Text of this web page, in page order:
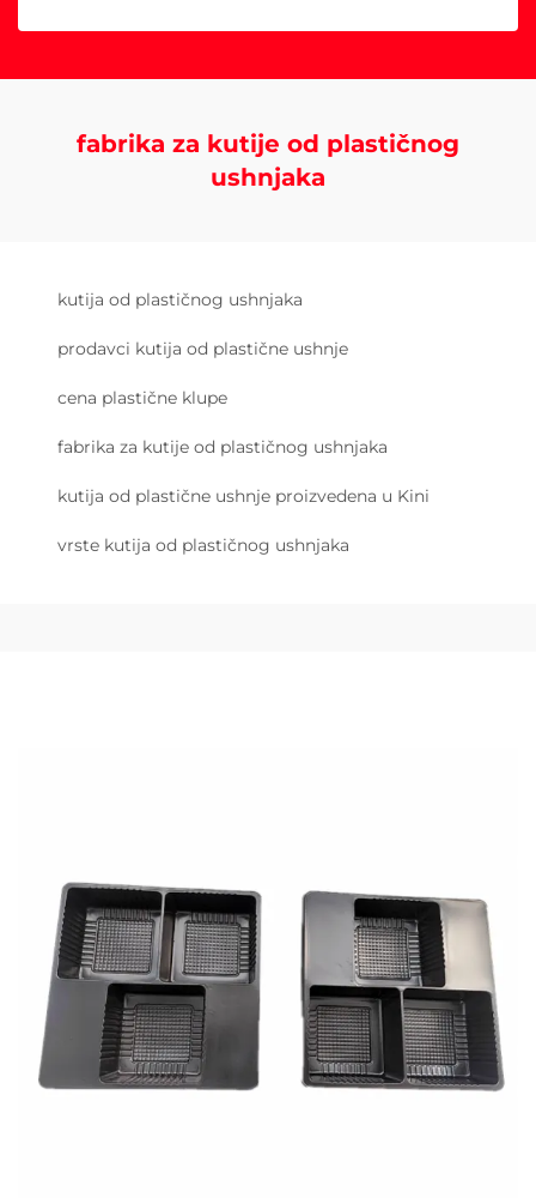
fabrika za kutije od plastičnog
ushnjaka
kutija od plastičnog ushnjaka
prodavci kutija od plastične ushnje
cena plastične klupe
fabrika za kutije od plastičnog ushnjaka
kutija od plastične ushnje proizvedena u Kini
vrste kutija od plastičnog ushnjaka